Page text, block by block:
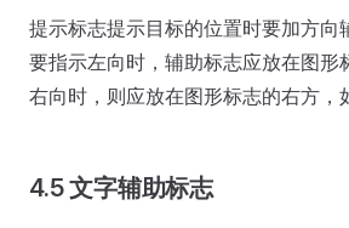
提示标志提示目标的位置时要加方向
要指示左向时，辅助标志应放在图形
右向时，则应放在图形标志的右方，
4.5 文字辅助标志